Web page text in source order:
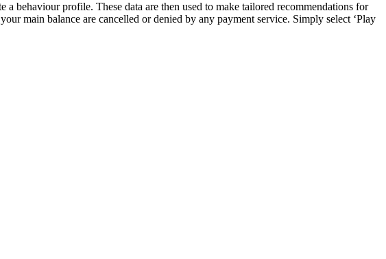
behaviour profile. These data are then used to make tailored recommendations for
main balance are cancelled or denied by any payment service. Simply select ‘Play